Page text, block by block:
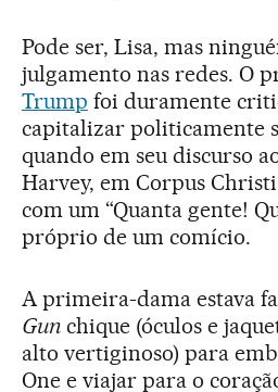
Pode ser, Lisa, mas
julgamento nas redes. O
Trump foi duramente
capitalizar politicamente
quando em seu discurso
Harvey, em Corpus Christi
com um “Quanta gente!
próprio de um comício.
A primeira-dama estava
Gunchique (óculos e
alto vertiginoso) para
One e viajar para o